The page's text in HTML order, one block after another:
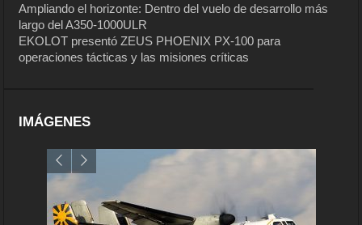
Ampliando el horizonte: Dentro del vuelo de desarrollo más
largo del A350-1000ULR
EKOLOT presentó ZEUS PHOENIX PX-100 para
operaciones tácticas y las misiones críticas
IMÁGENES